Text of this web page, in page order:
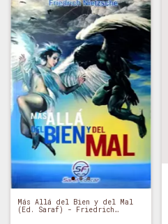
Más Allá del Bien y del Mal
(Ed. Saraf) - Friedrich